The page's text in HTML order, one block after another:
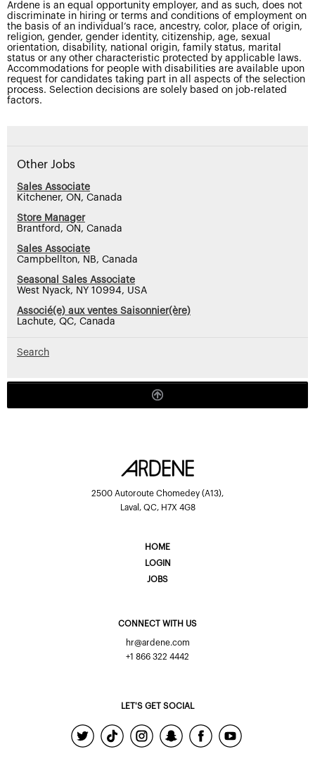
Ardene is an equal opportunity employer, and as such, does not
discriminate in hiring or terms and conditions of employment on
the basis of an individual’s race, ancestry, color, place of origin,
religion, gender, gender identity, citizenship, age, sexual
orientation, disability, national origin, family status, marital
status or any other characteristic protected by applicable laws.
Accommodations for people with disabilities are available upon
request for candidates taking part in all aspects of the selection
process. Selection decisions are solely based on job-related
factors.
Other Jobs
Sales Associate
Kitchener, ON, Canada
Store Manager
Brantford, ON, Canada
Sales Associate
Campbellton, NB, Canada
Seasonal Sales Associate
West Nyack, NY 10994, USA
Associé(e) aux ventes Saisonnier(ère)
Lachute, QC, Canada
Search
2500 Autoroute Chomedey (A13),
Laval, QC, H7X 4G8
HOME
LOGIN
JOBS
CONNECT WITH US
hr@ardene.com
+1 866 322 4442
LET'S GET SOCIAL